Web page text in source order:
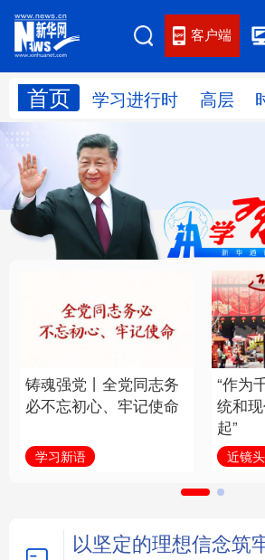
客户端
首页 学习进行时 高层
网站地图
学习进行时
国际 财经 网评
思客智库 全球
科技 科创 量子
健康
访谈 视频 图片
学术中国 乡村振兴 银龄
铸魂强党丨全党同志务
必不忘初心、牢记使命
学习新语
“作为
统和
起”
近镜头
以坚定的理想信念筑